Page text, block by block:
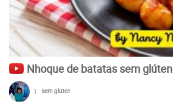
Nhoque de batatas sem glúten
| sem glúten